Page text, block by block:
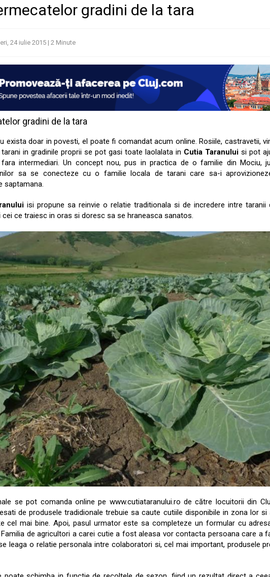
gradini de la tara
24 iulie 2015 | 2 Minute
gradini de la tara
exista doar in povesti, el poate fi comandat acum online. Rosiile, castravetii,
in gradinile proprii se pot gasi toate laolalata in Cutia Taranului si pot
intermediari. Un concept nou, pus in practica de o familie din Mociu,
sa se conecteze cu o familie locala de tarani care sa-i
saptamana.
isi propune sa reinvie o relatie traditionala si de incredere intre taranii
cei ce traiesc in oras si doresc sa se hraneasca sanatos.
se pot comanda online pe www.cutiataranului.ro de către locuitorii din
de produsele tradidionale trebuie sa caute cutiile disponibile in zona lor si
cel mai bine. Apoi, pasul urmator este sa completeze un formular cu
de agricultori a carei cutie a fost aleasa vor contacta persoana care a
leaga o relatie personala intre colaboratori si, cel mai important, produsele